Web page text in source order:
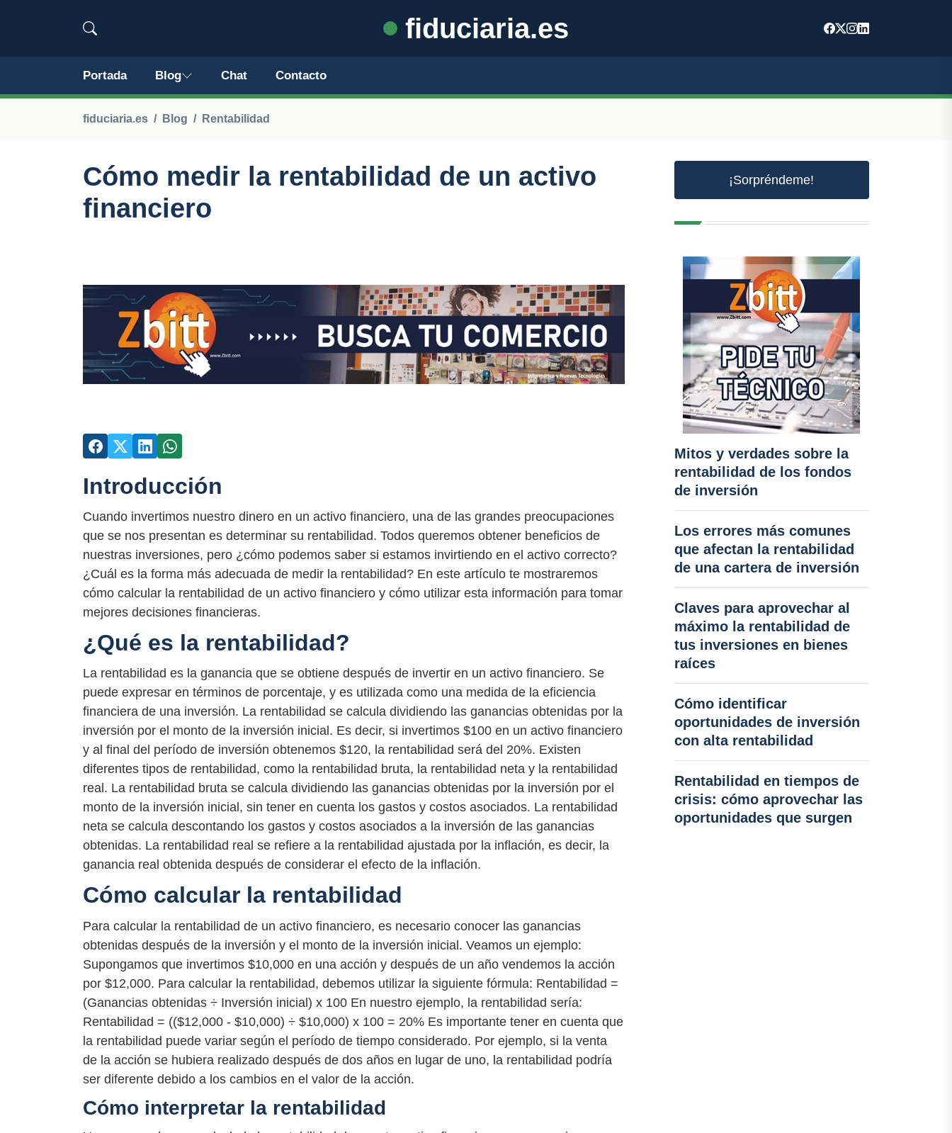
fiduciaria.es
Portada Blog Chat Contacto
fiduciaria.es Blog Rentabilidad
Cómo medir la rentabilidad de un activo
financiero
Introducción
Cuando invertimos nuestro dinero en un activo financiero, una de las grandes preocupaciones
que se nos presentan es determinar su rentabilidad. Todos queremos obtener beneficios de
nuestras inversiones, pero ¿cómo podemos saber si estamos invirtiendo en el activo correcto?
¿Cuál es la forma más adecuada de medir la rentabilidad? En este artículo te mostraremos
cómo calcular la rentabilidad de un activo financiero y cómo utilizar esta información para tomar
mejores decisiones financieras.
¿Qué es la rentabilidad?
La rentabilidad es la ganancia que se obtiene después de invertir en un activo financiero. Se
puede expresar en términos de porcentaje, y es utilizada como una medida de la eficiencia
financiera de una inversión. La rentabilidad se calcula dividiendo las ganancias obtenidas por la
inversión por el monto de la inversión inicial. Es decir, si invertimos $100 en un activo financiero
y al final del período de inversión obtenemos $120, la rentabilidad será del 20%. Existen
diferentes tipos de rentabilidad, como la rentabilidad bruta, la rentabilidad neta y la rentabilidad
real. La rentabilidad bruta se calcula dividiendo las ganancias obtenidas por la inversión por el
monto de la inversión inicial, sin tener en cuenta los gastos y costos asociados. La rentabilidad
neta se calcula descontando los gastos y costos asociados a la inversión de las ganancias
obtenidas. La rentabilidad real se refiere a la rentabilidad ajustada por la inflación, es decir, la
ganancia real obtenida después de considerar el efecto de la inflación.
Cómo calcular la rentabilidad
Para calcular la rentabilidad de un activo financiero, es necesario conocer las ganancias
obtenidas después de la inversión y el monto de la inversión inicial. Veamos un ejemplo:
Supongamos que invertimos $10,000 en una acción y después de un año vendemos la acción
por $12,000. Para calcular la rentabilidad, debemos utilizar la siguiente fórmula: Rentabilidad =
(Ganancias obtenidas ÷ Inversión inicial) x 100 En nuestro ejemplo, la rentabilidad sería:
Rentabilidad = (($12,000 - $10,000) ÷ $10,000) x 100 = 20% Es importante tener en cuenta que
la rentabilidad puede variar según el período de tiempo considerado. Por ejemplo, si la venta
de la acción se hubiera realizado después de dos años en lugar de uno, la rentabilidad podría
ser diferente debido a los cambios en el valor de la acción.
Cómo interpretar la rentabilidad
¡Sorpréndeme!
Mitos y verdades sobre la
rentabilidad de los fondos
de inversión
Los errores más comunes
que afectan la rentabilidad
de una cartera de inversión
Claves para aprovechar al
máximo la rentabilidad de
tus inversiones en bienes
raíces
Cómo identificar
oportunidades de inversión
con alta rentabilidad
Rentabilidad en tiempos de
crisis: cómo aprovechar las
oportunidades que surgen